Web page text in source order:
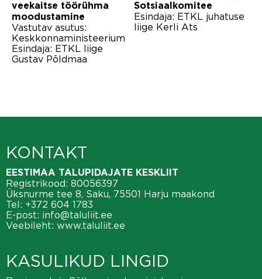
veekaitse töörühma
moodustamine
Vastutav asutus:
Keskkonnaministeerium
Esindaja: ETKL liige
Gustav Põldmaa
Sotsiaalkomitee
Esindaja: ETKL juhatuse
liige Kerli Ats
KONTAKT
EESTIMAA TALUPIDAJATE KESKLIIT
Registrikood: 80056397
Üksnurme tee 8, Saku, 75501 Harju maakond
Tel: +372 604 1783
E-post: info@taluliit.ee
Veebileht: www.taluliit.ee
KASULIKUD LINGID